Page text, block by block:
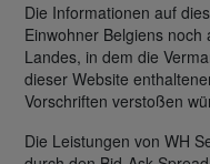
Die Informationen auf
Einwohner Belgiens
Landes, in dem die
dieser Website
Vorschriften verstoßen
Die Leistungen von WH